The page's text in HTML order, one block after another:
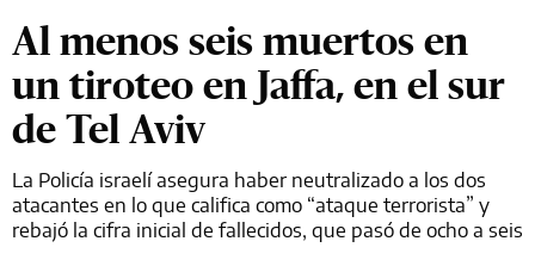
Al menos seis muertos en
un tiroteo en Jaffa, en el sur
de Tel Aviv
La Policía israelí asegura haber neutralizado a los dos
atacantes en lo que califica como “ataque terrorista” y
rebajó la cifra inicial de fallecidos, que pasó de ocho a seis